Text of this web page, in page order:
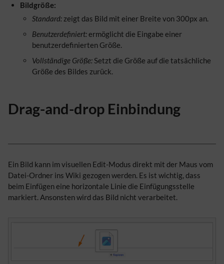
Bildgröße:
Standard: zeigt das Bild mit einer Breite von 300px an.
Benutzerdefiniert:ermöglicht die Eingabe einer
benutzerdefinierten Größe.
Vollständige Größe: Setzt die Größe auf die tatsächliche
Größe des Bildes zurück.
Drag-and-drop Einbindung
Ein Bild kann im visuellen Edit-Modus direkt mit der Maus vom
Datei-Ordner ins Wiki gezogen werden. Es ist wichtig, dass
beim Einfügen eine horizontale Linie die Einfügungsstelle
markiert. Ansonsten wird das Bild nicht verarbeitet.